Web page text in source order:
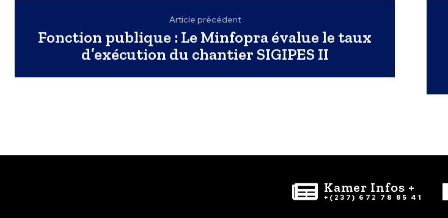
Article précédent
Fonction publique : Le Minfopra évalue le taux
d’exécution du chantier SIGIPES II
Kamer Infos +
+(237) 672 78 85 41